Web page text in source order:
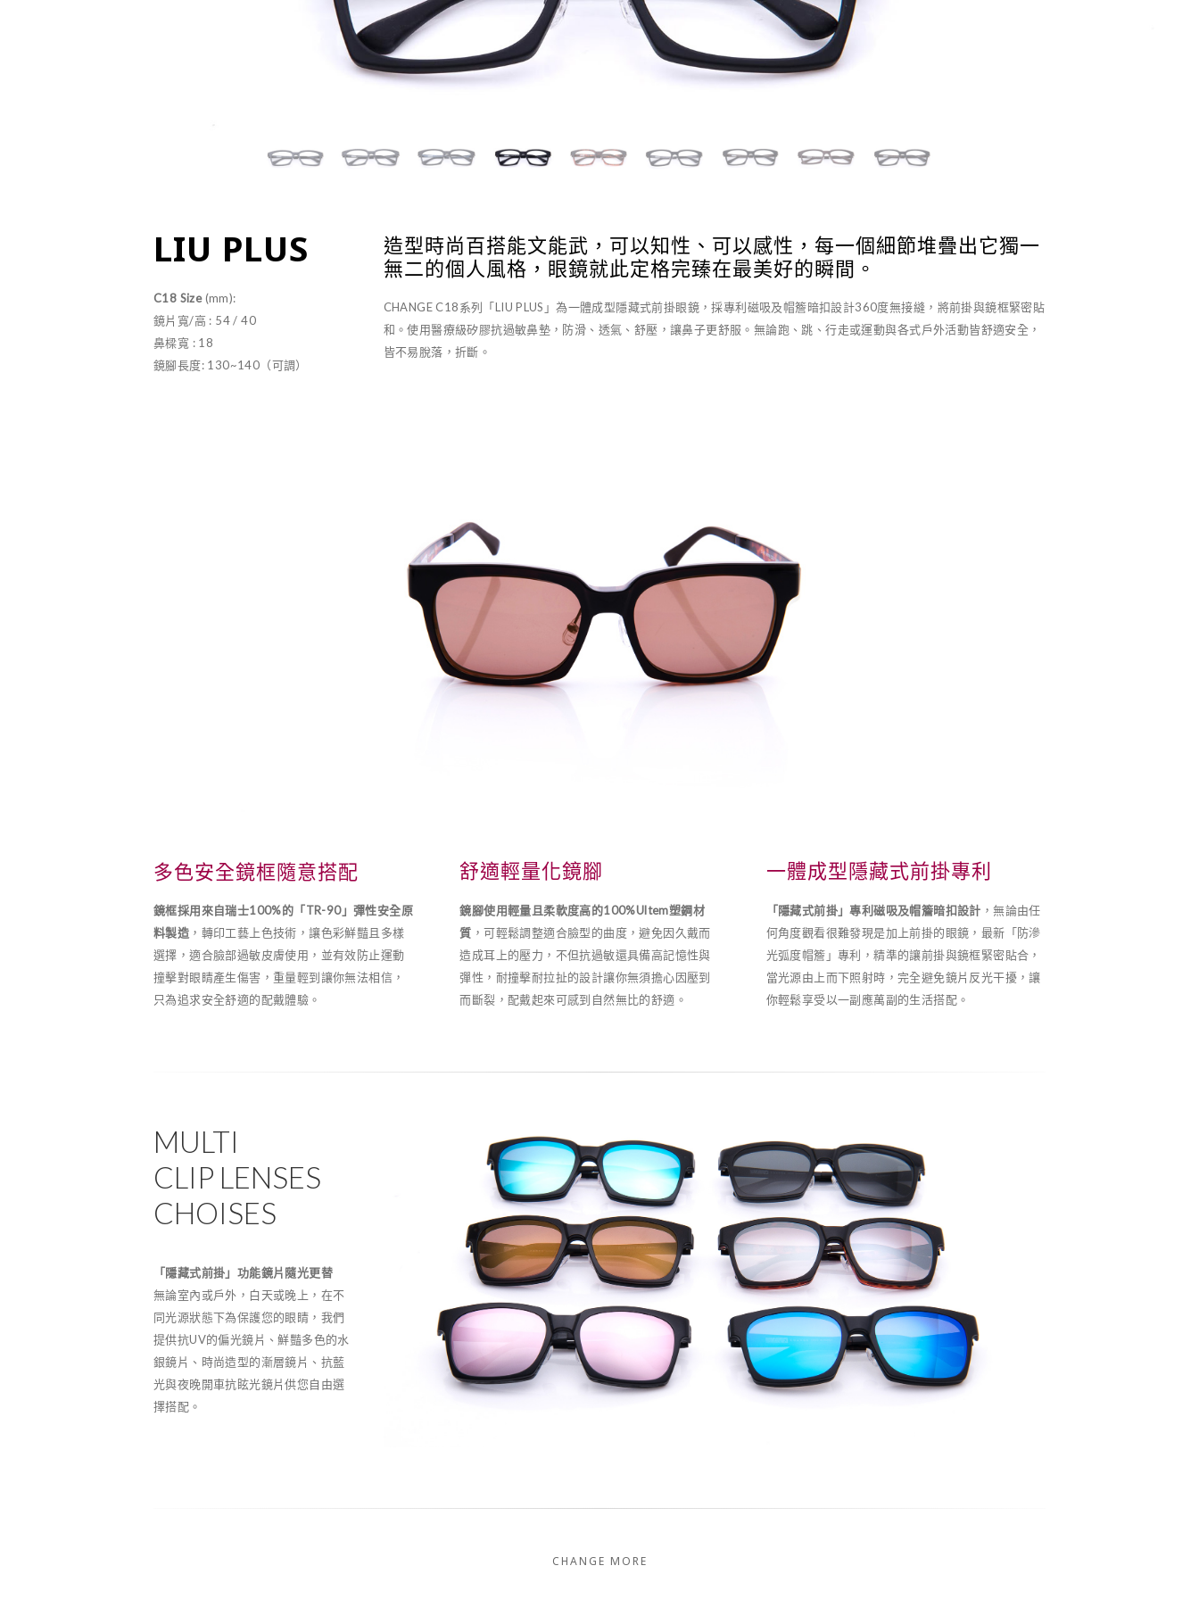
LIU PLUS
C18 Size(mm):
鏡片寬/高 : 54 / 40
鼻樑寬 : 18
鏡腳長度: 130~140（可調）
造型時尚百搭能文能武，可以知性、可以感性，每一個細節堆疊出它獨一
無二的個人風格，眼鏡就此定格完臻在最美好的瞬間。
CHANGE C18系列「LIU PLUS」為一體成型隱藏式前掛眼鏡，採專利磁吸及帽簷暗扣設計360度無接縫，將前掛與鏡框緊密貼
和。使用醫療級矽膠抗過敏鼻墊，防滑、透氣、舒壓，讓鼻子更舒服。無論跑、跳、行走或運動與各式戶外活動皆舒適安全，
皆不易脫落，折斷。
多色安全鏡框隨意搭配
鏡框採用來自瑞士100%的「TR-90」彈性安全原
料製造 ，轉印工藝上色技術，讓色彩鮮豔且多樣
選擇，適合臉部過敏皮膚使用，並有效防止運動
撞擊對眼睛產生傷害，重量輕到讓你無法相信，
只為追求安全舒適的配戴體驗。
舒適輕量化鏡腳
鏡腳使用輕量且柔軟度高的100%Ultem塑鋼材
質 ，可輕鬆調整適合臉型的曲度，避免因久戴而
造成耳上的壓力，不但抗過敏還具備高記憶性與
彈性，耐撞擊耐拉扯的設計讓你無須擔心因壓到
而斷裂，配戴起來可感到自然無比的舒適。
一體成型隱藏式前掛專利
「隱藏式前掛」專利磁吸及帽簷暗扣設計 ，無論由任
何角度觀看很難發現是加上前掛的眼鏡，最新「防滲
光弧度帽簷」專利，精準的讓前掛與鏡框緊密貼合，
當光源由上而下照射時，完全避免鏡片反光干擾，讓
你輕鬆享受以一副應萬副的生活搭配。
MULTI
CLIP LENSES
CHOISES
「隱藏式前掛」功能鏡片隨光更替
無論室內或戶外，白天或晚上，在不
同光源狀態下為保護您的眼睛，我們
提供抗UV的偏光鏡片、鮮豔多色的水
銀鏡片、時尚造型的漸層鏡片、抗藍
光與夜晚開車抗眩光鏡片供您自由選
擇搭配。
CHANGE MORE